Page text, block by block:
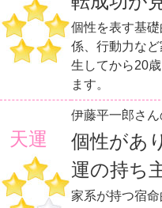
個性を表す基
係、行動力な
生してから20
ます。
天運
伊藤平一郎さ
個性があ
運の持ち
家系が持つ宿